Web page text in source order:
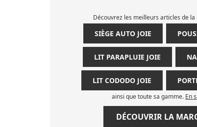
Découvrez les meilleurs articles de la
SIÈGE AUTO JOIE
LIT PARAPLUIE JOIE
LIT CODODO JOIE
ainsi que toute sa gamme. En
DÉCOUVRIR LA